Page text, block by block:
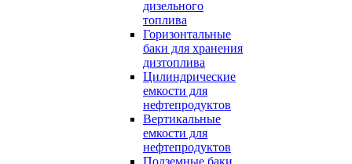
дизельного
топлива
Горизонтальные
баки для хранения
дизтоплива
Цилиндрические
емкости для
нефтепродуктов
Вертикальные
емкости для
нефтепродуктов
Подземные баки